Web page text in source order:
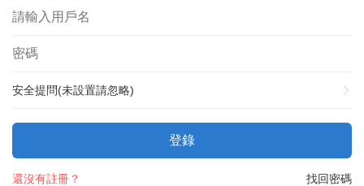
安全提問(未設置請忽略)
登錄
找回密碼
還沒有註冊？